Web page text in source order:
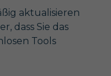
aktualisieren
dass Sie das
Tools